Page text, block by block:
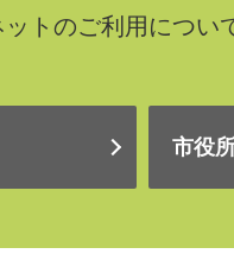
トのご利用につい
市役